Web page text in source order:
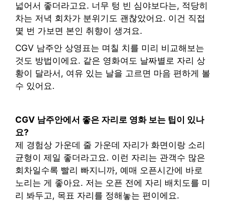
넓어서 좋더라고요. 너무 텅 빈 심야보다는, 적당히
차는 저녁 회차가 분위기도 괜찮았어요. 이건 직접
몇 번 가보면 본인 취향이 생겨요.
CGV 남주안 상영표는 며칠 치를 미리 비교해보는
것도 방법이에요. 같은 영화여도 날짜별로 자리 상
황이 달라서, 여유 있는 날을 고르면 마음 편하게 볼
수 있어요.
CGV 남주안에서 좋은 자리로 영화 보는 팁이 있나
요?
제 경험상 가운데 줄 가운데 자리가 화면이랑 소리
균형이 제일 좋더라고요. 이런 자리는 관객수 많은
회차일수록 빨리 빠지니까, 예매 오픈시간에 바로
노리는 게 좋아요. 저는 오픈 전에 자리 배치도를 미
리 봐두고, 목표 자리를 정해놓는 편이에요.